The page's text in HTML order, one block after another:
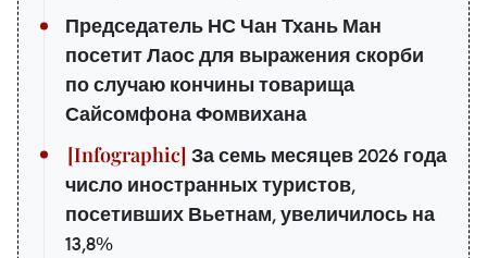
Председатель НС Чан Тхань Ман
посетит Лаос для выражения скорби
по случаю кончины товарища
Сайсомфона Фомвихана
За семь месяцев 2026 года
число иностранных туристов,
посетивших Вьетнам, увеличилось на
13,8%